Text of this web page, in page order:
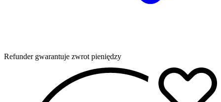
Refunder gwarantuje zwrot pieniędzy